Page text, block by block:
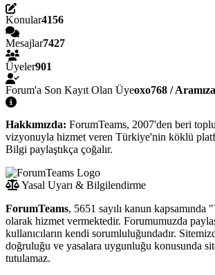
Konular4156
Mesajlar7427
Üyeler901
Forum'a Son Kayıt Olan Üyeoxo768 /
Hakkımızda: ForumTeams, 2007'den beri
vizyonuyla hizmet veren Türkiye'nin köklü
Bilgi paylaştıkça çoğalır.
Yasal Uyarı & Bilgilendirme
ForumTeams, 5651 sayılı kanun kapsamında
olarak hizmet vermektedir. Forumumuzda
kullanıcıların kendi sorumluluğundadır.
doğruluğu ve yasalara uygunluğu konusunda
tutulamaz.